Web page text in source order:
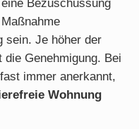
Bezuschussung
sein. Je höher der
Genehmigung. Bei
immer anerkannt,
Wohnung